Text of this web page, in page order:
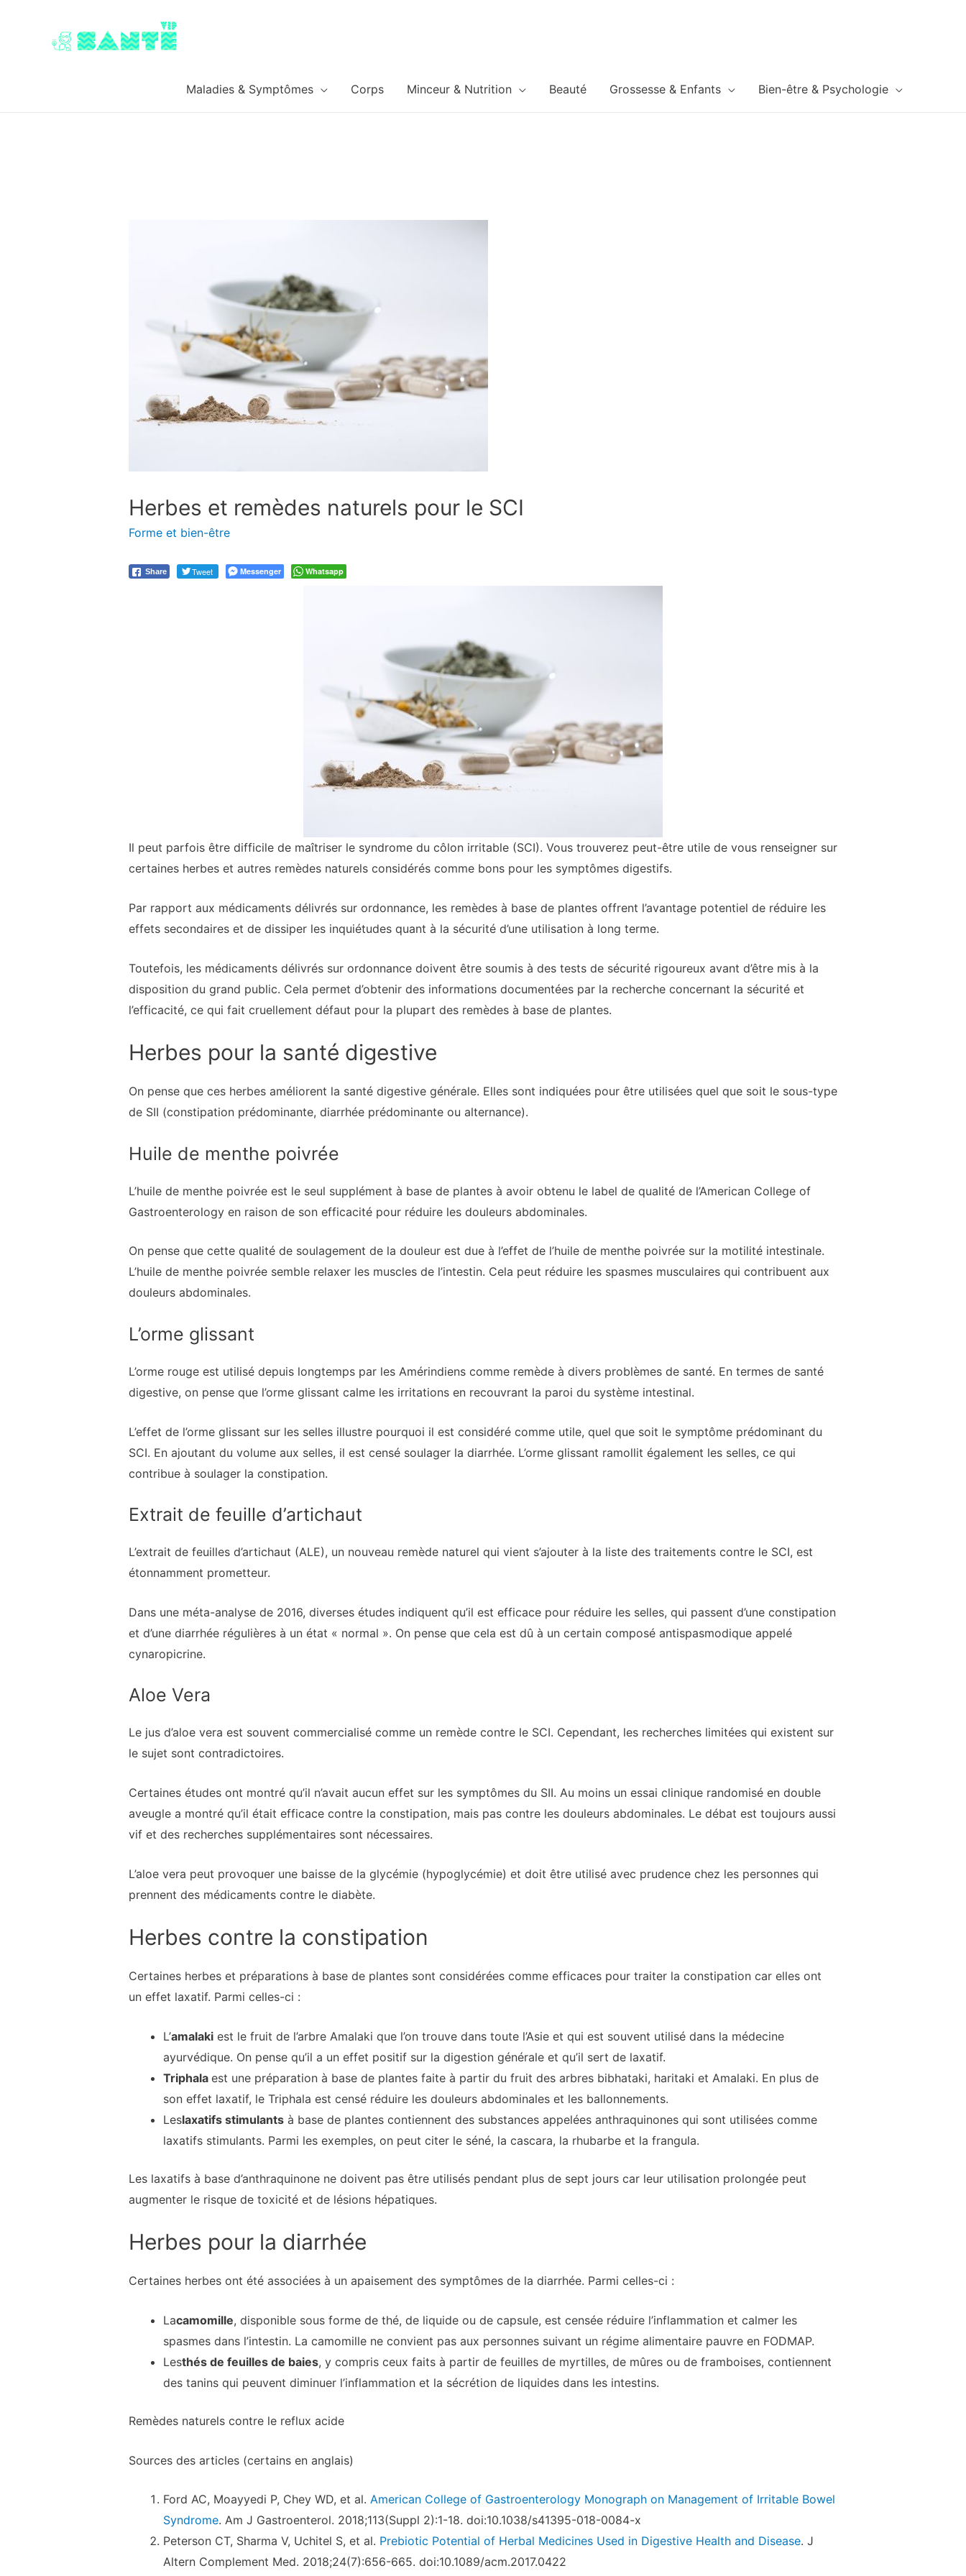
Maladies & Symptômes Corps Minceur & Nutrition Beauté Grossesse & Enfants Bien-être & Psychologie
Herbes et remèdes naturels pour le SCI
Forme et bien-être
Share Tweet Messenger Whatsapp
Il peut parfois être difficile de maîtriser le syndrome du côlon irritable (SCI). Vous trouverez peut-être utile de vous renseigner sur
certaines herbes et autres remèdes naturels considérés comme bons pour les symptômes digestifs.
Par rapport aux médicaments délivrés sur ordonnance, les remèdes à base de plantes offrent l’avantage potentiel de réduire les
effets secondaires et de dissiper les inquiétudes quant à la sécurité d’une utilisation à long terme.
Toutefois, les médicaments délivrés sur ordonnance doivent être soumis à des tests de sécurité rigoureux avant d’être mis à la
disposition du grand public. Cela permet d’obtenir des informations documentées par la recherche concernant la sécurité et
l’efficacité, ce qui fait cruellement défaut pour la plupart des remèdes à base de plantes.
Herbes pour la santé digestive
On pense que ces herbes améliorent la santé digestive générale. Elles sont indiquées pour être utilisées quel que soit le sous-type
de SII (constipation prédominante, diarrhée prédominante ou alternance).
Huile de menthe poivrée
L’huile de menthe poivrée est le seul supplément à base de plantes à avoir obtenu le label de qualité de l’American College of
Gastroenterology en raison de son efficacité pour réduire les douleurs abdominales.
On pense que cette qualité de soulagement de la douleur est due à l’effet de l’huile de menthe poivrée sur la motilité intestinale.
L’huile de menthe poivrée semble relaxer les muscles de l’intestin. Cela peut réduire les spasmes musculaires qui contribuent aux
douleurs abdominales.
L’orme glissant
L’orme rouge est utilisé depuis longtemps par les Amérindiens comme remède à divers problèmes de santé. En termes de santé
digestive, on pense que l’orme glissant calme les irritations en recouvrant la paroi du système intestinal.
L’effet de l’orme glissant sur les selles illustre pourquoi il est considéré comme utile, quel que soit le symptôme prédominant du
SCI. En ajoutant du volume aux selles, il est censé soulager la diarrhée. L’orme glissant ramollit également les selles, ce qui
contribue à soulager la constipation.
Extrait de feuille d’artichaut
L’extrait de feuilles d’artichaut (ALE), un nouveau remède naturel qui vient s’ajouter à la liste des traitements contre le SCI, est
étonnamment prometteur.
Dans une méta-analyse de 2016, diverses études indiquent qu’il est efficace pour réduire les selles, qui passent d’une constipation
et d’une diarrhée régulières à un état « normal ». On pense que cela est dû à un certain composé antispasmodique appelé
cynaropicrine.
Aloe Vera
Le jus d’aloe vera est souvent commercialisé comme un remède contre le SCI. Cependant, les recherches limitées qui existent sur
le sujet sont contradictoires.
Certaines études ont montré qu’il n’avait aucun effet sur les symptômes du SII. Au moins un essai clinique randomisé en double
aveugle a montré qu’il était efficace contre la constipation, mais pas contre les douleurs abdominales. Le débat est toujours aussi
vif et des recherches supplémentaires sont nécessaires.
L’aloe vera peut provoquer une baisse de la glycémie (hypoglycémie) et doit être utilisé avec prudence chez les personnes qui
prennent des médicaments contre le diabète.
Herbes contre la constipation
Certaines herbes et préparations à base de plantes sont considérées comme efficaces pour traiter la constipation car elles ont
un effet laxatif. Parmi celles-ci :
L’amalakiest le fruit de l’arbre Amalaki que l’on trouve dans toute l’Asie et qui est souvent utilisé dans la médecine
ayurvédique. On pense qu’il a un effet positif sur la digestion générale et qu’il sert de laxatif.
Triphala est une préparation à base de plantes faite à partir du fruit des arbres bibhataki, haritaki et Amalaki. En plus de
son effet laxatif, le Triphala est censé réduire les douleurs abdominales et les ballonnements.
Leslaxatifs stimulantsà base de plantes contiennent des substances appelées anthraquinones qui sont utilisées comme
laxatifs stimulants. Parmi les exemples, on peut citer le séné, la cascara, la rhubarbe et la frangula.
Les laxatifs à base d’anthraquinone ne doivent pas être utilisés pendant plus de sept jours car leur utilisation prolongée peut
augmenter le risque de toxicité et de lésions hépatiques.
Herbes pour la diarrhée
Certaines herbes ont été associées à un apaisement des symptômes de la diarrhée. Parmi celles-ci :
Lacamomille, disponible sous forme de thé, de liquide ou de capsule, est censée réduire l’inflammation et calmer les
spasmes dans l’intestin. La camomille ne convient pas aux personnes suivant un régime alimentaire pauvre en FODMAP.
Lesthés de feuilles de baies, y compris ceux faits à partir de feuilles de myrtilles, de mûres ou de framboises, contiennent
des tanins qui peuvent diminuer l’inflammation et la sécrétion de liquides dans les intestins.
Remèdes naturels contre le reflux acide
Sources des articles (certains en anglais)
Ford AC, Moayyedi P, Chey WD, et al. American College of Gastroenterology Monograph on Management of Irritable Bowel
Syndrome. Am J Gastroenterol. 2018;113(Suppl 2):1-18. doi:10.1038/s41395-018-0084-x
Peterson CT, Sharma V, Uchitel S, et al. Prebiotic Potential of Herbal Medicines Used in Digestive Health and Disease. J
Altern Complement Med. 2018;24(7):656-665. doi:10.1089/acm.2017.0422